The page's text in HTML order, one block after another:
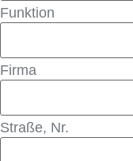
Funktion
Firma
Straße, Nr.